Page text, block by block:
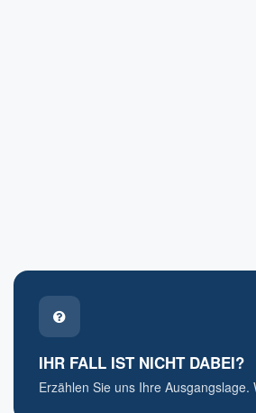
IHR FALL IST NICHT DABEI?
Erzählen Sie uns Ihre Ausgangslage.